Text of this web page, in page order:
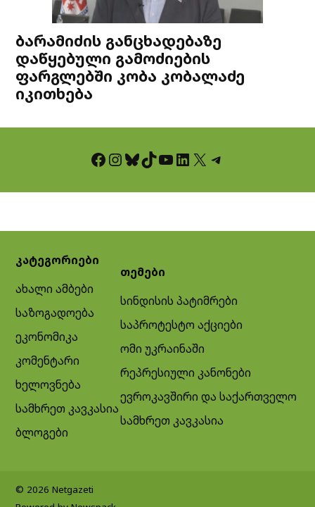
ბარამიძის განცხადებაზე
დაწყებული გამოძიების
ფარგლებში კობა კობალაძე
იკითხება
Facebook InstagramBluesky TikTok YouTube LinkedIn X Telegram
კატეგორიები
ახალი ამბები
საზოგადოება
ეკონომიკა
კომენტარი
ხელოვნება
სამხრეთ კავკასია
ბლოგები
თემები
სინდისის პატიმრები
საპროტესტო აქციები
ომი უკრაინაში
რეპრესიული კანონები
ევროკავშირი და საქართველო
სამხრეთ კავკასია
© 2026 Netgazeti